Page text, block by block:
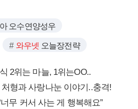
오수연양성우
와우넷 오늘장전략
2위는 마늘, 1위는OO..
형과 사랑나눈 이야기..충격!
무 커서 사는 게 행복해요”